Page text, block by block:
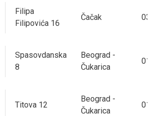
Filipa
Filipovića 16
Čačak
Spasovdanska
8
Beograd -
Čukarica
Titova 12
Beograd -
Čukarica